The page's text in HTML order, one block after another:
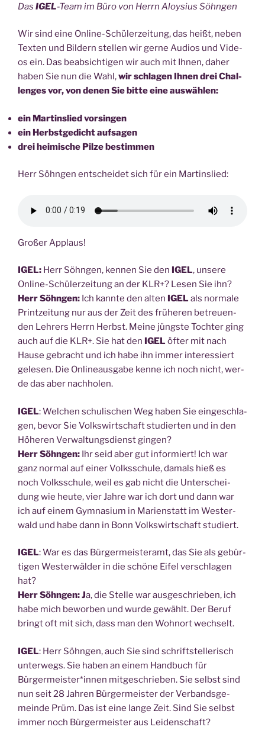
Das IGEL-Team im Büro von Herrn Aloy­si­us Söhngen
Wir sind eine Online-Schü­ler­zei­tung, das heißt, neben
Tex­ten und Bil­dern stel­len wir ger­ne Audi­os und Vide­
os ein. Das beab­sich­ti­gen wir auch mit Ihnen, daher
haben Sie nun die Wahl,wir schla­gen Ihnen drei Chal­
lenges vor, von denen Sie bit­te eine auswählen:
ein Mar­tins­lied vorsingen
ein Herbst­ge­dicht aufsagen
drei hei­mi­sche Pil­ze bestimmen
Herr Söhn­gen ent­schei­det sich für ein Martinslied:
Gro­ßer Applaus!
IGEL: Herr Söhn­gen, ken­nen Sie den IGEL, unse­re
Online-Schü­ler­zei­tung an der KLR+? Lesen Sie ihn?
Herr Söhn­gen: Ich kann­te den alten IGEL als nor­ma­le
Print­zei­tung nur aus der Zeit des frü­he­ren betreu­en­
den Leh­rers Herrn Herbst. Mei­ne jüngs­te Toch­ter ging
auch auf die KLR+. Sie hat den IGEL öfter mit nach
Hau­se gebracht und ich habe ihn immer inter­es­siert
gele­sen. Die Online­aus­ga­be ken­ne ich noch nicht, wer­
de das aber nachholen.
IGEL: Wel­chen schu­li­schen Weg haben Sie ein­ge­schla­
gen, bevor Sie Volks­wirt­schaft stu­dier­ten und in den
Höhe­ren Ver­wal­tungs­dienst gin­gen?
Herr Söhn­gen: Ihr seid aber gut infor­miert! Ich war
ganz nor­mal auf einer Volks­schu­le, damals hieß es
noch Volks­schu­le, weil es gab nicht die Unter­schei­
dung wie heu­te, vier Jah­re war ich dort und dann war
ich auf einem Gym­na­si­um in Mari­en­statt im Wes­ter­
wald und habe dann in Bonn Volks­wirt­schaft studiert.
IGEL: War es das Bür­ger­meis­ter­amt, das Sie als gebür­
ti­gen Wes­ter­wäl­der in die schö­ne Eifel ver­schla­gen
hat?
Herr Söhn­gen: Ja, die Stel­le war aus­ge­schrie­ben, ich
habe mich bewor­ben und wur­de gewählt. Der Beruf
bringt oft mit sich, dass man den Wohn­ort wechselt.
IGEL: Herr Söhn­gen, auch Sie sind schrift­stel­le­risch
unter­wegs. Sie haben an einem Hand­buch für
Bürgermeister*innen mit­ge­schrie­ben. Sie selbst sind
nun seit 28 Jah­ren Bür­ger­meis­ter der Ver­bands­ge­
mein­de Prüm. Das ist eine lan­ge Zeit. Sind Sie selbst
immer noch Bür­ger­meis­ter aus Lei­den­schaft?